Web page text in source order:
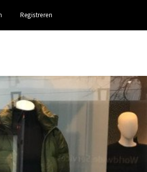
Registreren